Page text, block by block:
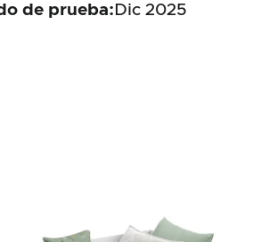
de prueba: Dic 2025